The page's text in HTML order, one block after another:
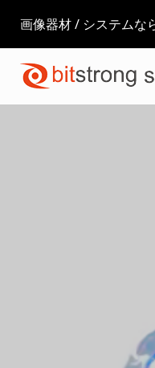
画像器材 / システムな